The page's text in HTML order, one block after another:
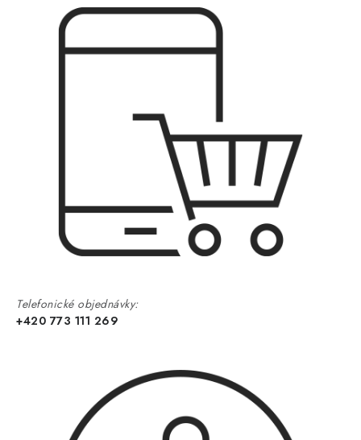
Telefonické objednávky:
+420 773 111 269